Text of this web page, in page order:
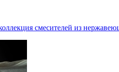
смесителей из